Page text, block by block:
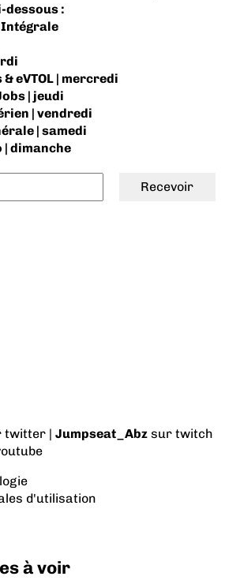
dessous :
eVTOL | mercredi
| jeudi
| vendredi
| samedi
| dimanche
twitter |Jumpseat_Abz sur twitch
d'utilisation
à voir